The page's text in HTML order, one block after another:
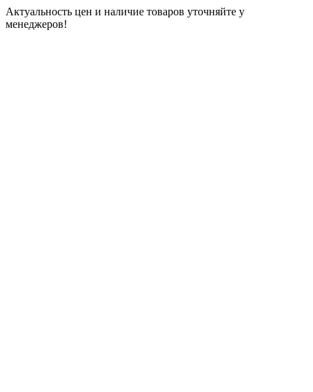
Актуальность цен и наличие товаров уточняйте у
менеджеров!